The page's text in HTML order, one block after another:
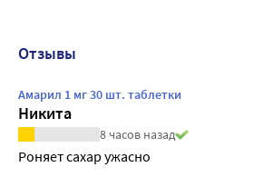
Отзывы
Амарил 1 мг 30 шт. таблетки
Никита
8 часов назад
Роняет сахар ужасно